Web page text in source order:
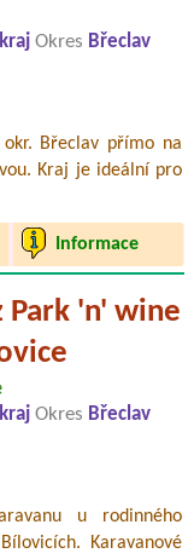
Okres Břeclav
okr. Břeclav přímo na
Kraj je ideální pro
Informace
Park 'n' wine
Okres Břeclav
u rodinného
Karavanové